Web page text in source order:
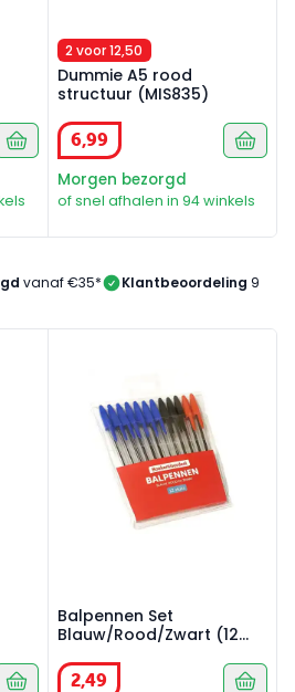
2 voor 12,50
Dummie A5 rood
structuur (MIS835)
6,99
Morgen bezorgd
of snel afhalen in 94 winkels
vanaf €35* Klantbeoordeling 9/10
Balpennen Set
Blauw/Rood/Zwart (12
2,49